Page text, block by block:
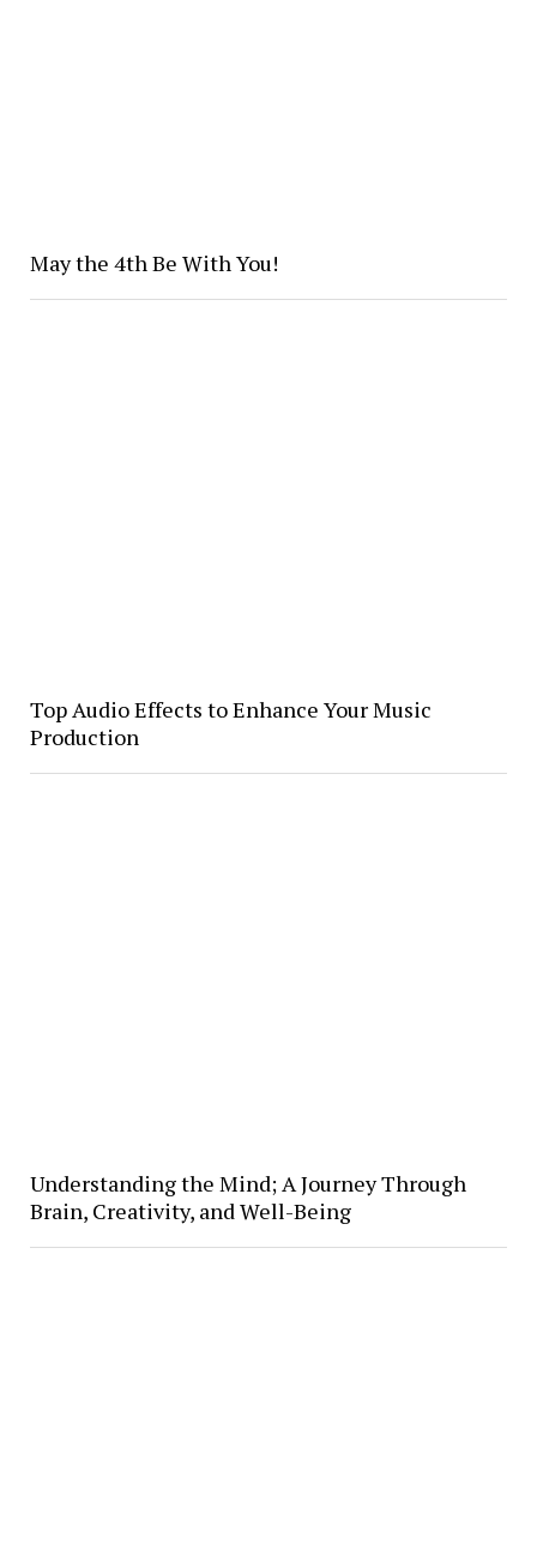
May the 4th Be With You!
Top Audio Effects to Enhance Your Music
Production
Understanding the Mind; A Journey Through
Brain, Creativity, and Well-Being